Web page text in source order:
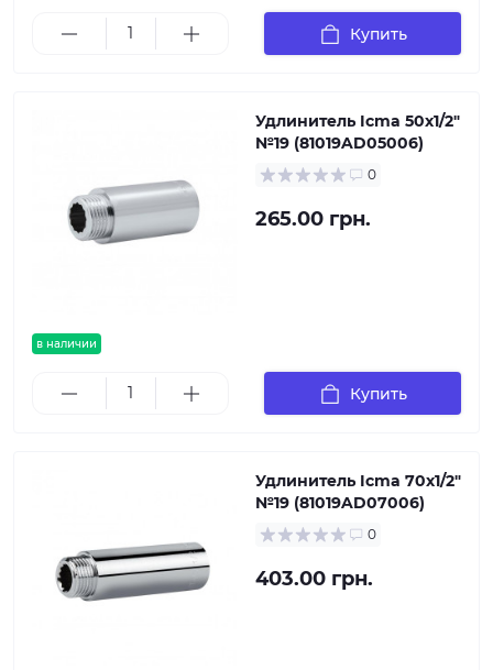
Купить
в наличии
Удлинитель Icma 50х1/2"
№19 (81019AD05006)
0
265.00 грн.
Купить
Удлинитель Icma 70х1/2"
№19 (81019AD07006)
0
403.00 грн.